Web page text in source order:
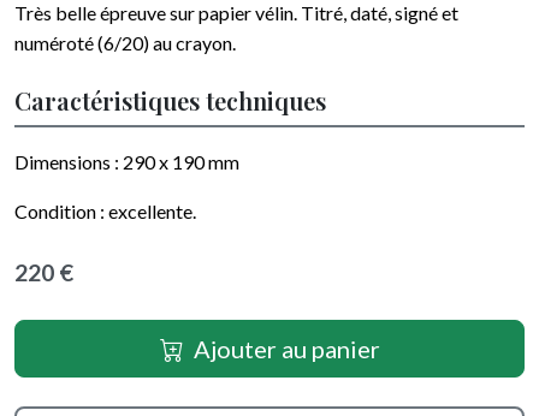
Très belle épreuve sur papiervélin. Titré, daté, signé et
numéroté (6/20) au crayon.
Caractéristiques techniques
Dimensions : 290 x 190mm
Condition : excellente.
220 €
Ajouter au panier